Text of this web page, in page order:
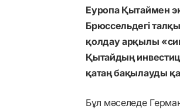
Еуропа Қытаймен
Брюссельдегі
қолдау арқылы
Қытайдың
қатаң бақылауды
Бұл мәселеде